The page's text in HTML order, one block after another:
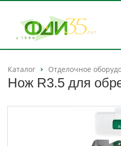
Каталог Отделочное
Нож R3.5 для